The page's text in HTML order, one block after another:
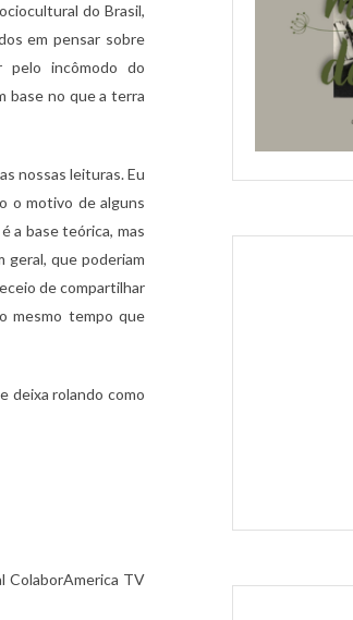
do Brasil,
em pensar sobre
pelo incômodo do
base no que a terra
nossas leituras. Eu
o motivo de alguns
a base teórica, mas
que poderiam
de compartilhar
mesmo tempo que
deixa rolando como
ColaborAmerica TV